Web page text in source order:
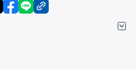
X facebook